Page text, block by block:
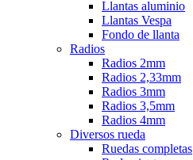
Llantas aluminio
Llantas Vespa
Fondo de llanta
Radios
Radios 2mm
Radios 2,33mm
Radios 3mm
Radios 3,5mm
Radios 4mm
Diversos rueda
Ruedas completas